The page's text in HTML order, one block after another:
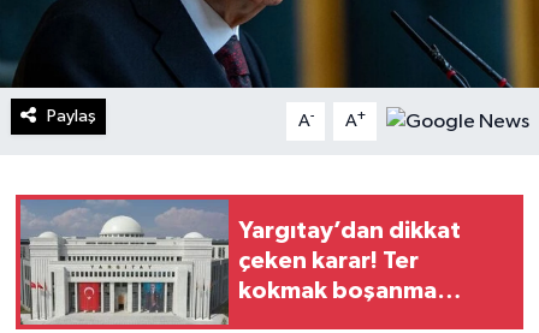
Paylaş A- A+
Yargıtay’dan dikkat
çeken karar! Ter
kokmak boşanma